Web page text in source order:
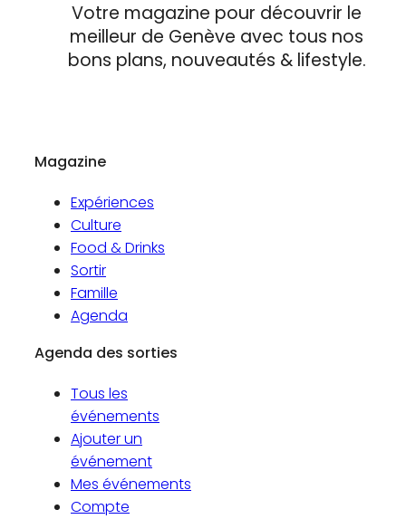
Votre magazine pour découvrir le
meilleur de Genève avec tous nos
bons plans, nouveautés & lifestyle.
Magazine
Expériences
Culture
Food & Drinks
Sortir
Famille
Agenda
Agenda des sorties
Tous les
événements
Ajouter un
événement
Mes événements
Compte